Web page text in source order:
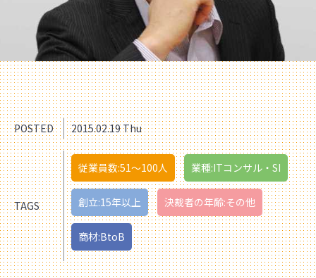
POSTED 2015.02.19 Thu
TAGS
従業員数:51〜100人 業種:ITコンサル・SI
創立:15年以上 決裁者の年齢:その他
商材:BtoB